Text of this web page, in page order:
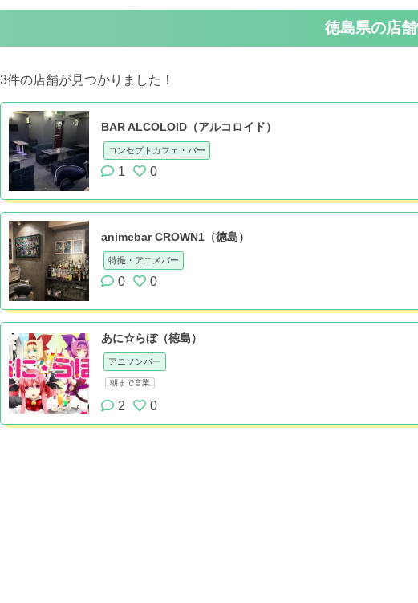
徳島県の店
3件の店舗が見つかりました！
BAR ALCOLOID（アルコロイド）
コンセプトカフェ・バー
1 0
animebar CROWN1（徳島）
特撮・アニメバー
0 0
あに☆らぼ（徳島）
アニソンバー
朝まで営業
2 0